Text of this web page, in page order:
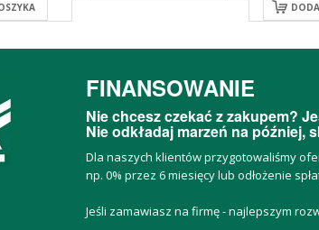
FINANSOWANIE
Nie chcesz czekać z zakupem?
Nie odkładaj marzeń na później,
Dla naszych klientów przygotowaliśmy
np. 0% przez 6 miesięcy lub odłożenie
Jeśli zamawiasz na firmę - najlepszym